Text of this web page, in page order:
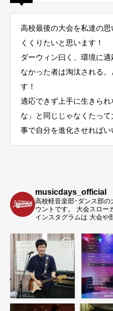
高校最後の大会を私達の
くくりたいと思います！
ダーウィン曰く、環境に
なかった者は淘汰される
す！
適応できず上手に生きら
な」と同じじゃなくたっ
事で自分を進化させればい
musicdays_official
高校軽音楽部･ダンス部
ウントです。
大会スロー
インスタグラムは 大会や